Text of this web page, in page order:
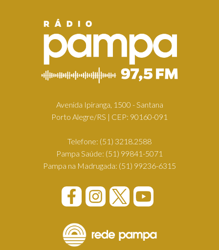
Avenida Ipiranga, 1500 - Santana
Porto Alegre/RS | CEP: 90160-091
Telefone: (51) 3218.2588
Pampa Saúde: (51) 99841-5071
Pampa na Madrugada: (51) 99236-6315